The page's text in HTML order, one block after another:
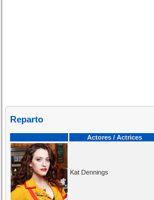
Reparto
Actores / Actrices
Kat Dennings